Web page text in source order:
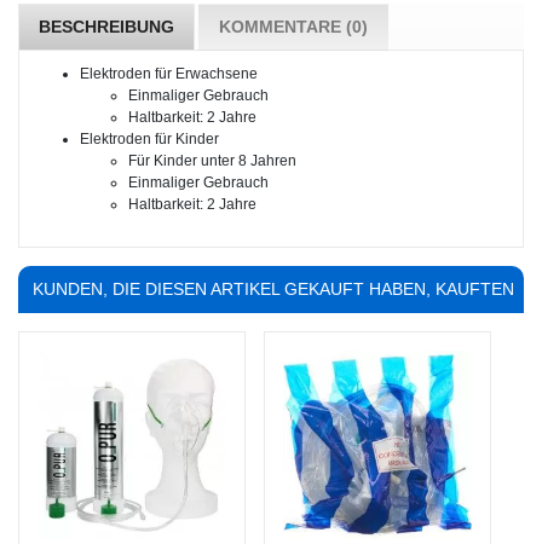
BESCHREIBUNG KOMMENTARE (0)
Elektroden für Erwachsene
Einmaliger Gebrauch
Haltbarkeit: 2 Jahre
Elektroden für Kinder
Für Kinder unter 8 Jahren
Einmaliger Gebrauch
Haltbarkeit: 2 Jahre
KUNDEN, DIE DIESEN ARTIKEL GEKAUFT HABEN, KAUFTEN